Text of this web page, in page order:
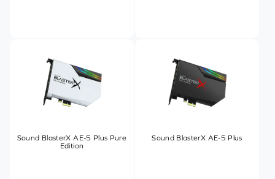
Sound BlasterX AE-5 Plus Pure
Edition
Sound BlasterX AE-5 Plus